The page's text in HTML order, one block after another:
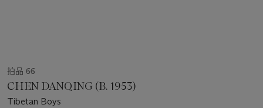
拍品 66
CHEN DANQING (B. 1953)
Tibetan Boys